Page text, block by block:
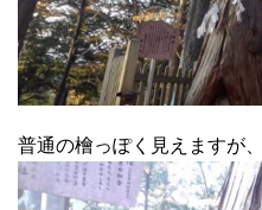
普通の檜っぽく見えますが